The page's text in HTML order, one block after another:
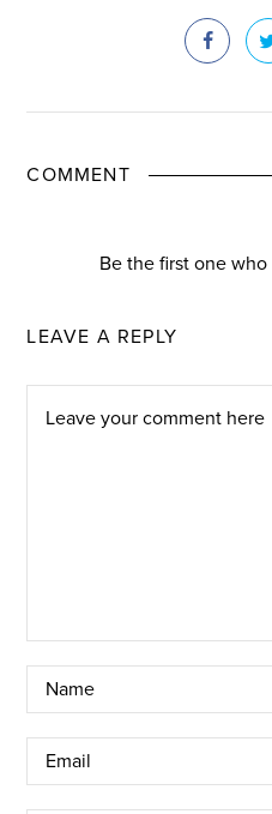
COMMENT
Be the first one
LEAVE A REPLY